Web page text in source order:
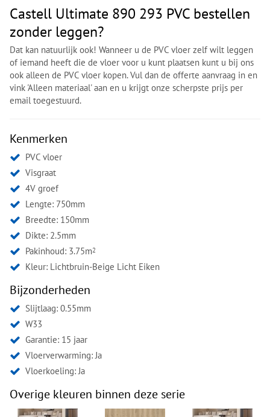
Castell Ultimate 890 293 PVC bestellen
zonder leggen?
Dat kan natuurlijk ook! Wanneer u de PVC vloer zelf wilt leggen
of iemand heeft die de vloer voor u kunt plaatsen kunt u bij ons
ook alleen de PVC vloer kopen. Vul dan de offerte aanvraag in en
vink 'Alleen materiaal' aan en u krijgt onze scherpste prijs per
email toegestuurd.
Kenmerken
PVC vloer
Visgraat
4V groef
Lengte: 750mm
Breedte: 150mm
Dikte: 2.5mm
Pakinhoud: 3.75m2
Kleur: Lichtbruin-Beige Licht Eiken
Bijzonderheden
Slijtlaag: 0.55mm
W33
Garantie: 15 jaar
Vloerverwarming: Ja
Vloerkoeling: Ja
Overige kleuren binnen deze serie